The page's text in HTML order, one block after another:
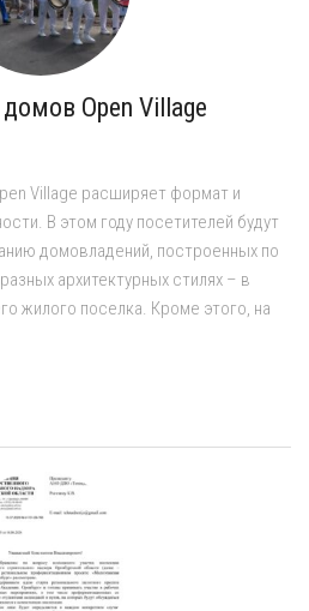
Open Village
Village расширяет формат и
В этом году посетителей будут
домовладений, построенных по
архитектурных стилях – в
жилого поселка. Кроме этого, на